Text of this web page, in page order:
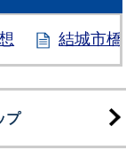
結城市
プ